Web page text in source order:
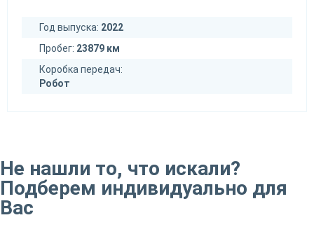
Год выпуска: 2022
Пробег: 23879 км
Коробка передач:
Робот
Не нашли то, что искали?
Подберем индивидуально для
Вас